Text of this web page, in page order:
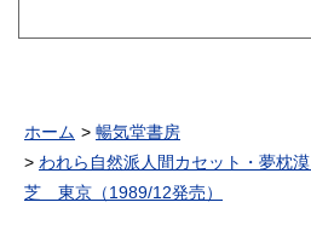
原鶴温泉
ホーム
暢気堂書房
われら自然派人間カセット・夢枕
芝 東京（1989/12発売）